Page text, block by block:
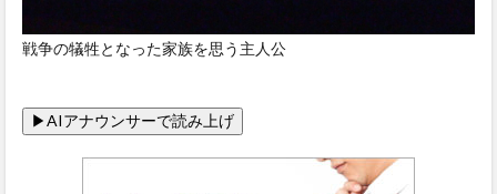
戦争の犠牲となった家族を思う主人公